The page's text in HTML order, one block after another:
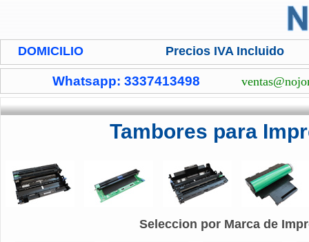
DOMICILIO Precios IVA Incluido
Whatsapp: 3337413498
Tambores para
Seleccion por Marca de